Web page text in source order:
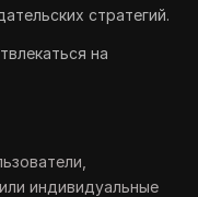
стратегий.
на
индивидуальные